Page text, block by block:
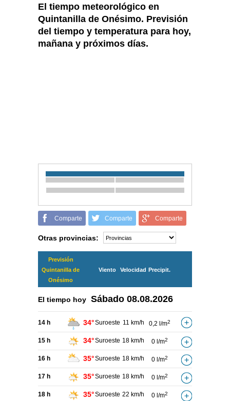
El tiempo meteorológico en
Quintanilla de Onésimo. Previsión
del tiempo y temperatura para hoy,
mañana y próximos días.
Comparte Comparte Comparte
Otras provincias:
Previsión
Quintanilla de
Onésimo
Viento Velocidad Precipit.
El tiempo hoy Sábado 08.08.2026
14 h 34°Suroeste 11 km/h 0,2 l/m2
15 h 34°Suroeste 18 km/h 0 l/m2
16 h 35°Suroeste 18 km/h 0 l/m2
17 h 35°Suroeste 18 km/h 0 l/m2
18 h 35°Suroeste 22 km/h 0 l/m2